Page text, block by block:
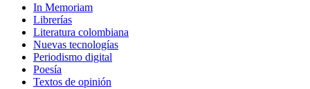
In Memoriam
Librerías
Literatura colombiana
Nuevas tecnologías
Periodismo digital
Poesía
Textos de opinión